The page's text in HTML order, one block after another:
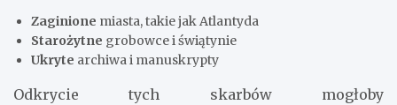
Zaginione miasta, takie jak Atlantyda
Starożytne grobowce i świątynie
Ukryte archiwa i manuskrypty
Odkrycie tych skarbów mogłoby